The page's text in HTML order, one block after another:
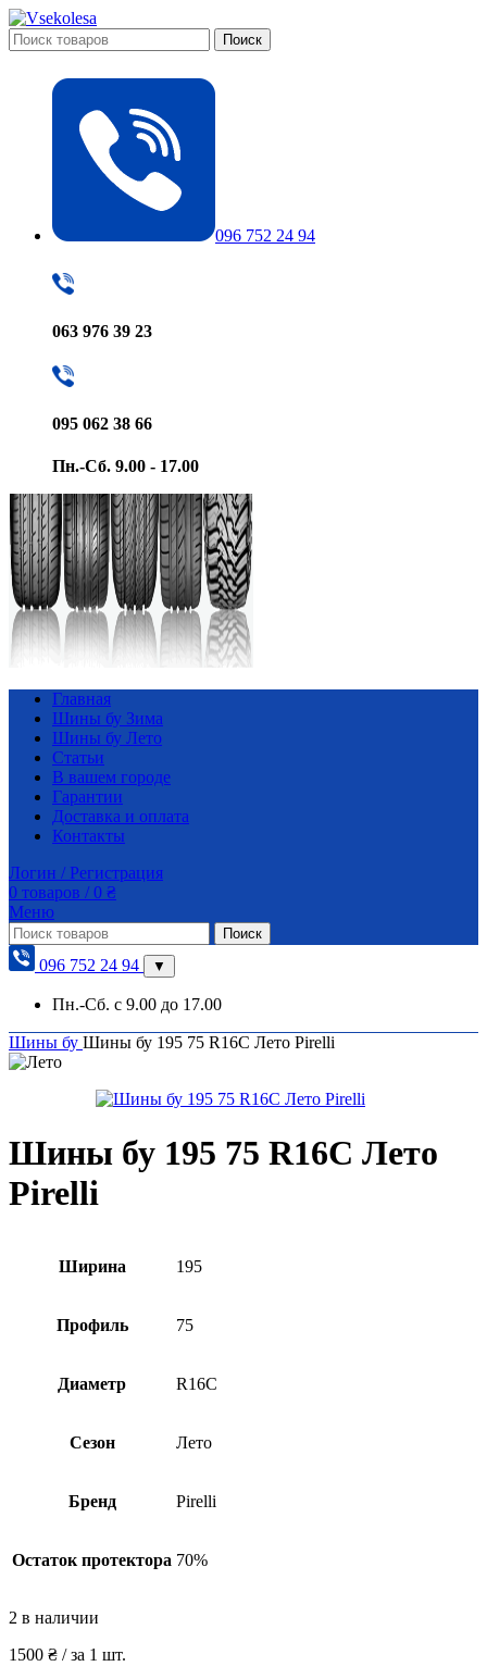
Поиск
096 752 24 94
063 976 39 23
095 062 38 66
Пн.-Сб. 9.00 - 17.00
Главная
Шины бу Зима
Шины бу Лето
Статьи
В вашем городе
Гарантии
Доставка и оплата
Контакты
Логин / Регистрация
0 товаров / 0 ₴
Меню
Поиск
096 752 24 94 ▼
Пн.-Сб. с 9.00 до 17.00
Шины бу Шины бу 195 75 R16C Лето Pirelli
Шины бу 195 75 R16C Лето
Pirelli
Ширина 195
Профиль 75
Диаметр R16C
Сезон Лето
Бренд Pirelli
Остаток протектора 70%
2 в наличии
1500 ₴ / за 1 шт.